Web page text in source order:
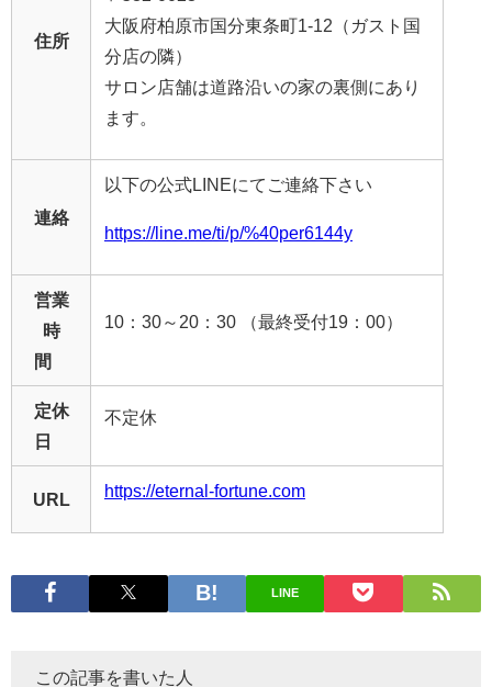
住所
大阪府柏原市国分東条町1-12（ガスト国
分店の隣）
サロン店舗は道路沿いの家の裏側にあり
ます。
連絡
以下の公式LINEにてご連絡下さい
https://line.me/ti/p/%40per6144y
営業
時
間
10：30～20：30 （最終受付19：00）
定休
日
不定休
URL https://eternal-fortune.com
LINE
この記事を書いた人